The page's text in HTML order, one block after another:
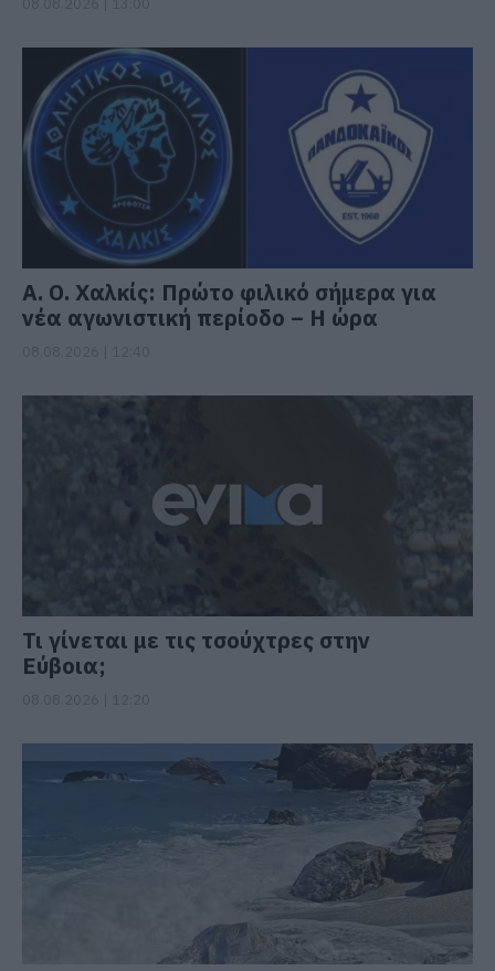
Α. Ο. Χαλκίς: Πρώτο φιλικό σήμερα για
νέα αγωνιστική περίοδο – Η ώρα
Τι γίνεται με τις τσούχτρες στην
Εύβοια;